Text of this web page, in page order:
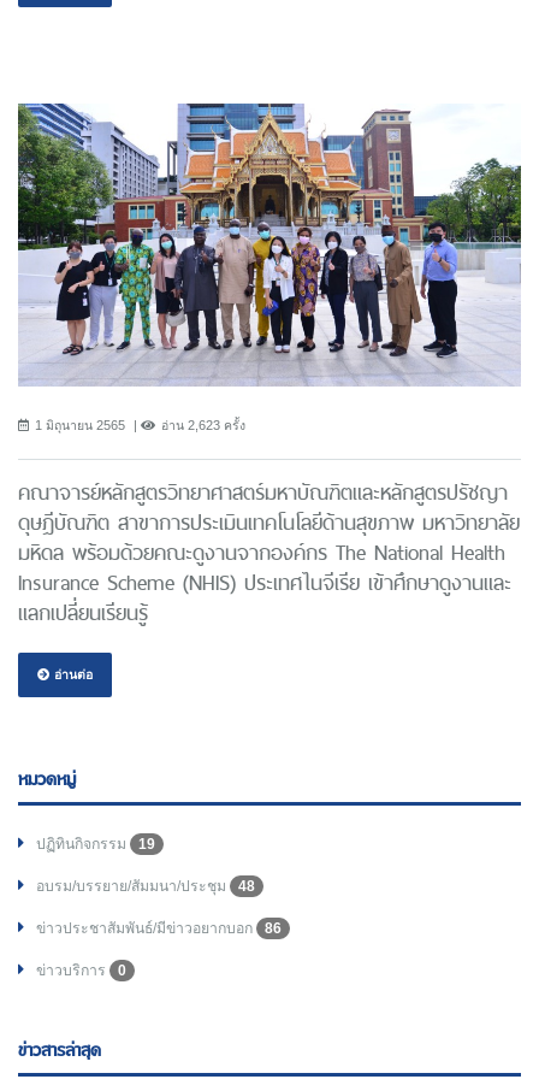
1 มิถุนายน 2565 อ่าน 2,623 ครั้ง
คณาจารย์หลักสูตรวิทยาศาสตร์มหาบัณฑิตและหลักสูตรปรัชญา
ดุษฎีบัณฑิต สาขาการประเมินเทคโนโลยีด้านสุขภาพ มหาวิทยาลัย
มหิดล พร้อมด้วยคณะดูงานจากองค์กร The National Health
Insurance Scheme (NHIS) ประเทศไนจีเรีย เข้าศึกษาดูงานและ
แลกเปลี่ยนเรียนรู้
อ่านต่อ
หมวดหมู่
ปฏิทินกิจกรรม 19
อบรม/บรรยาย/สัมมนา/ประชุม 48
ข่าวประชาสัมพันธ์/มีข่าวอยากบอก 86
ข่าวบริการ 0
ข่าวสารล่าสุด